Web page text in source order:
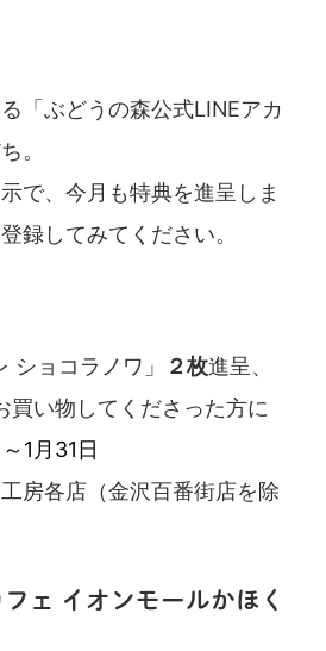
「ぶどうの森公式LINEアカ
。
で、今月も特典を進呈しま
録してみてください。
ョコラノワ」 ２枚進呈、
買い物してくださった方に
～1月31日
房各店（金沢百番街店を除
フェ イオンモールかほく